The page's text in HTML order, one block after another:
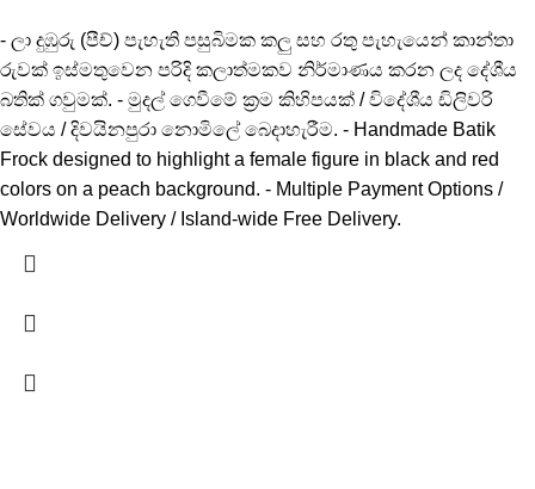
- ලා දුඹුරු (පීච්) පැහැති පසුබිමක කලු සහ රතු පැහැයෙන් කාන්තා
රුවක් ඉස්මතුවෙන පරිදි කලාත්මකව නිර්මාණය කරන ලද දේශීය
බතික් ගවුමක්. - මුදල් ගෙවීමේ ක්‍රම කිහිපයක් / විදේශීය ඩිලිවරි
සේවය / දිවයිනපුරා නොමිලේ බෙදාහැරීම. - Handmade Batik
Frock designed to highlight a female figure in black and red
colors on a peach background. - Multiple Payment Options /
Worldwide Delivery / Island-wide Free Delivery.